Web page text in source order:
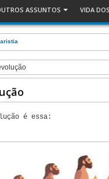
ASSUNTOS VIDA
é essa: